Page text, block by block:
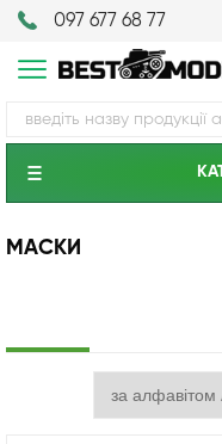
097 677 68 77
МАСКИ